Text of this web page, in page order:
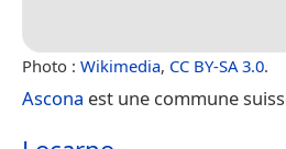
Photo : Wikimedia, CC BY-SA 3.0.
Ascona est une commune